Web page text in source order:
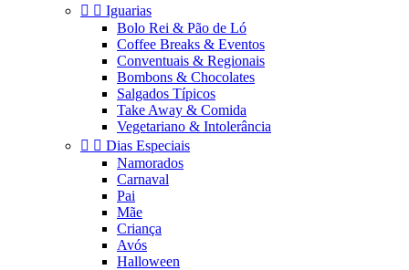
  Iguarias
Bolo Rei & Pão de Ló
Coffee Breaks & Eventos
Conventuais & Regionais
Bombons & Chocolates
Salgados Típicos
Take Away & Comida
Vegetariano & Intolerância
  Dias Especiais
Namorados
Carnaval
Pai
Mãe
Criança
Avós
Halloween